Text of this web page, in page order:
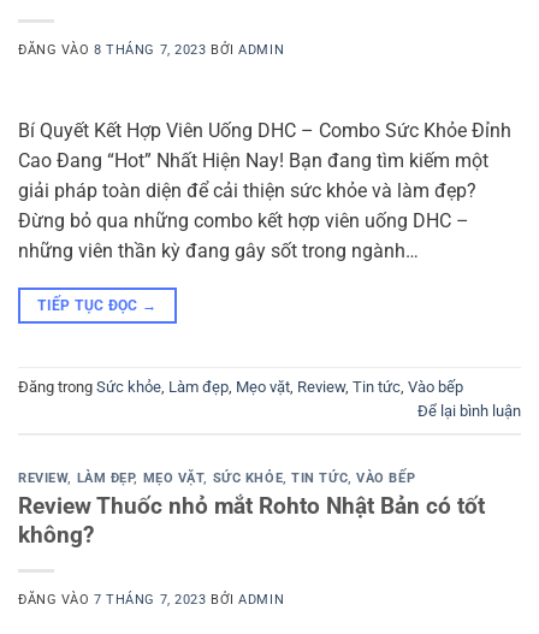
ĐĂNG VÀO8 THÁNG 7, 2023 BỞIADMIN
Bí Quyết Kết Hợp Viên Uống DHC – Combo Sức Khỏe Đỉnh
Cao Đang “Hot” Nhất Hiện Nay! Bạn đang tìm kiếm một
giải pháp toàn diện để cải thiện sức khỏe và làm đẹp?
Đừng bỏ qua những combo kết hợp viên uống DHC –
những viên thần kỳ đang gây sốt trong ngành…
TIẾP TỤC ĐỌC →
Đăng trong Sức khỏe, Làm đẹp, Mẹo vặt, Review, Tin tức, Vào bếp
Để lại bình luận
REVIEW, LÀM ĐẸP, MẸO VẶT, SỨC KHỎE,TIN TỨC,VÀO BẾP
Review Thuốc nhỏ mắt Rohto Nhật Bản có tốt
không?
ĐĂNG VÀO7 THÁNG 7, 2023 BỞIADMIN